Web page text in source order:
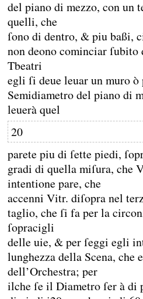
del piano di mezzo, con un
quelli, che
ſono di dentro, &piu baßi,
non deono cominciar
Tbeatri
egli ſi deue leuar un muro
Semidiametro del piano di
leuerà quel
20
parete piu di ſette piedi,
gradi di quella miſura, che
intentione pare, che
accenni Vitr. diſopra nel
taglio, che ſi fa per la
ſopracigli
delle uie, &per ſeggi egli
lunghezza della Scena, che
dell’Orchestra; per
ilche ſe il Diametro ſer à